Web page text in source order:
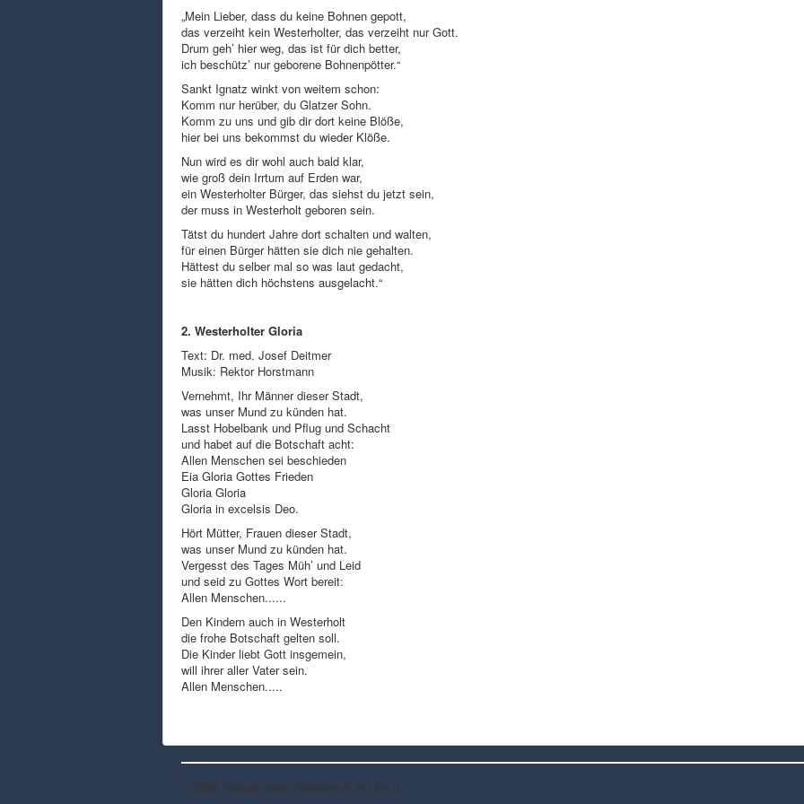
„Mein Lieber, dass du keine Bohnen gepott,
das verzeiht kein Westerholter, das verzeiht nur Gott.
Drum geh’ hier weg, das ist für dich better,
ich beschütz’ nur geborene Bohnenpötter.“
Sankt Ignatz winkt von weitem schon:
Komm nur herüber, du Glatzer Sohn.
Komm zu uns und gib dir dort keine Blöße,
hier bei uns bekommst du wieder Klöße.
Nun wird es dir wohl auch bald klar,
wie groß dein Irrtum auf Erden war,
ein Westerholter Bürger, das siehst du jetzt sein,
der muss in Westerholt geboren sein.
Tätst du hundert Jahre dort schalten und walten,
für einen Bürger hätten sie dich nie gehalten.
Hättest du selber mal so was laut gedacht,
sie hätten dich höchstens ausgelacht.“
2. Westerholter Gloria
Text: Dr. med. Josef Deitmer
Musik: Rektor Horstmann
Vernehmt, Ihr Männer dieser Stadt,
was unser Mund zu künden hat.
Lasst Hobelbank und Pflug und Schacht
und habet auf die Botschaft acht:
Allen Menschen sei beschieden
Eia Gloria Gottes Frieden
Gloria Gloria
Gloria in excelsis Deo.
Hört Mütter, Frauen dieser Stadt,
was unser Mund zu künden hat.
Vergesst des Tages Müh’ und Leid
und seid zu Gottes Wort bereit:
Allen Menschen......
Den Kindern auch in Westerholt
die frohe Botschaft gelten soll.
Die Kinder liebt Gott insgemein,
will ihrer aller Vater sein.
Allen Menschen.....
© 2026 Heimatverein Westerholt 1914 e.V.